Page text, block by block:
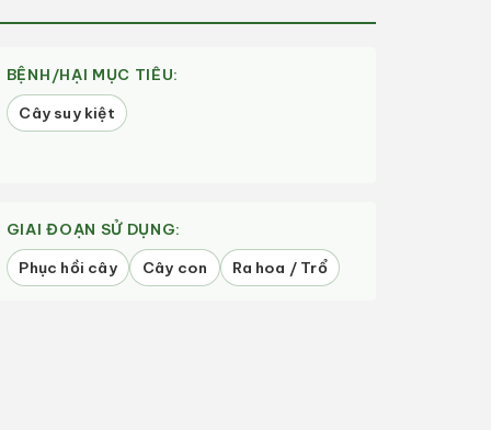
BỆNH/HẠI MỤC TIÊU:
Cây suy kiệt
GIAI ĐOẠN SỬ DỤNG:
Phục hồi cây
Cây con Ra hoa / Trổ